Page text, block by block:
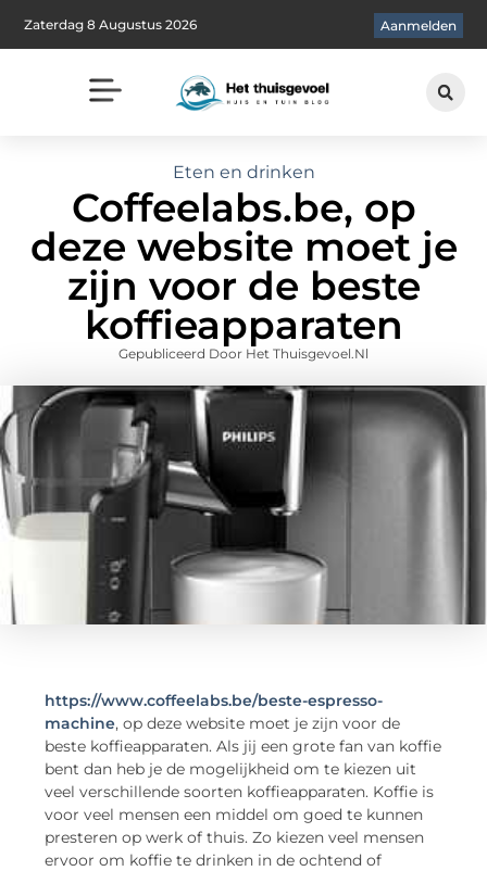
Zaterdag 8 Augustus 2026 Aanmelden
Eten en drinken
Coffeelabs.be, op
deze website moet je
zijn voor de beste
koffieapparaten
Gepubliceerd Door Het Thuisgevoel.nl
https://www.coffeelabs.be/beste-espresso-
machine, op deze website moet je zijn voor de
beste koffieapparaten. Als jij een grote fan van koffie
bent dan heb je de mogelijkheid om te kiezen uit
veel verschillende soorten koffieapparaten. Koffie is
voor veel mensen een middel om goed te kunnen
presteren op werk of thuis. Zo kiezen veel mensen
ervoor om koffie te drinken in de ochtend of